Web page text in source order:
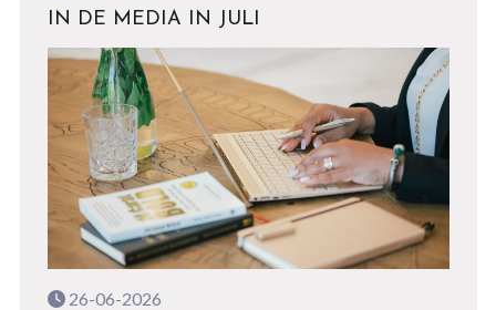
IN DE MEDIA IN JULI
26-06-2026